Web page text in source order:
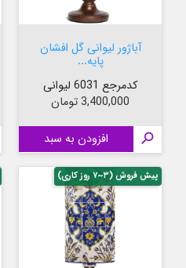
آباژور لیوانی گل افشان
پایه...
کدمرجع 6031 لیوانی
قیمت
3,400,000 تومان
 افزودن به سبد
پیش فروش (۳~۷ روز کاری)